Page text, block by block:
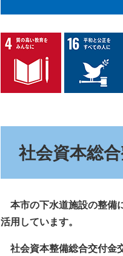
社会資本総
本市の下水道施設の整備
活用しています。
社会資本整備総合交付金